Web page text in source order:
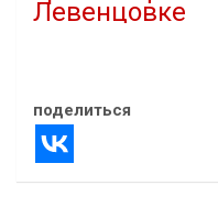
Левенцовке
поделиться